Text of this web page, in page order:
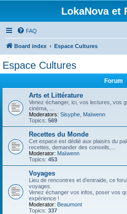
LokaNova et
FAQ
Board index Espace Cultures
Espace Cultures
Forum
Arts et Littérature
Venez échanger, ici, vos lectures, vos
cinéma, ...
Moderators: Sisyphe Maïwenn
Topics: 569
Recettes du Monde
Cet espace est dédié aux plaisirs du
recettes, demander des conseils,...
Moderator: Maïwenn
Topics: 453
Voyages
Lieu de rencontres et d'entraide, ce
voyages.
Venez échanger vos infos, poser vos
expérience !
Moderator: Beaumont
Topics: 337